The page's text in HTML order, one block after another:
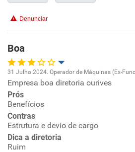
Benefícios
Recomenda esta empresa
Recomenda a diretoria
Denunciar
Boa
Oportunidade de promoção
Ambiente de trabalho
Conciliação com a vida familiar
31 Julho 2024. Operador de Máquinas (Ex-
Empresa boa diretoria ourives
Prós
Benefícios
Contras
Estrutura e devio de cargo
Dica a diretoria
Ruim